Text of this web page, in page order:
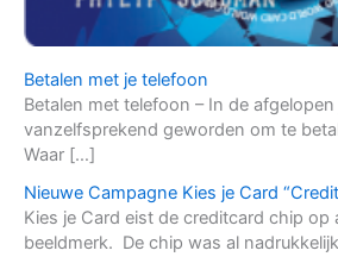
Betalen met je telefoon
Betalen met telefoon – In de
vanzelfsprekend geworden om te
Waar […]
Nieuwe Campagne Kies je Card
Kies je Card eist de creditcard chip op
beeldmerk. De chip was al